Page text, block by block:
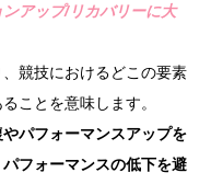
アップ/リカバリーに大
競技におけるどこの要素
ことを意味します。
パフォーマンスアップを
フォーマンスの低下を避